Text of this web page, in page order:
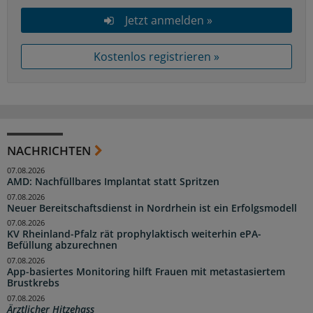
Jetzt anmelden »
Kostenlos registrieren »
NACHRICHTEN
AMD: Nachfüllbares Implantat statt Spritzen
07.08.2026
Neuer Bereitschaftsdienst in Nordrhein ist ein Erfolgsmodell
07.08.2026
KV Rheinland-Pfalz rät prophylaktisch weiterhin ePA-
Befüllung abzurechnen
07.08.2026
App-basiertes Monitoring hilft Frauen mit metastasiertem
Brustkrebs
07.08.2026
Ärztlicher Hitzehass
07.08.2026